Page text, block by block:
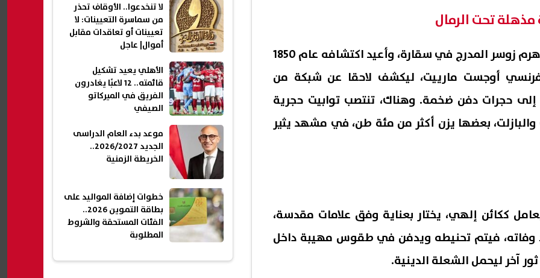
تحت الرمال
يقع السيرابيوم شمال غرب هرم زوسر المدرج في سقارة، وأعيد اكتشافه عام 1850
أوجست مارييت، ليكشف لاحقا عن شبكة من
إلى حجرات دفن ضخمة. وهناك، تنتصب توابيت حجرية
والبازلت، بعضها يزن أكثر من مئة طن، في مشهد يثير
ككائن إلهي، يختار بعناية وفق علامات مقدسة،
وفاته، فيتم تحنيطه ويدفن في طقوس مهيبة داخل
آخر ليحمل الشعلة الدينية.
لا تنخدعوا.. الأوقاف تحذر
من سماسرة التعيينات: لا
تعيينات أو تعاقدات مقابل
أموال| عاجل
الأهلي يعيد تشكيل
قائمته.. 12 لاعبًا يغادرون
الفريق في الميركاتو
الصيفي
موعد بدء العام الدراسى
الجديد 2026/2027..
الخريطة الزمنية
خطوات إضافة المواليد على
بطاقة التموين 2026..
الفئات المستحقة والشروط
المطلوبة